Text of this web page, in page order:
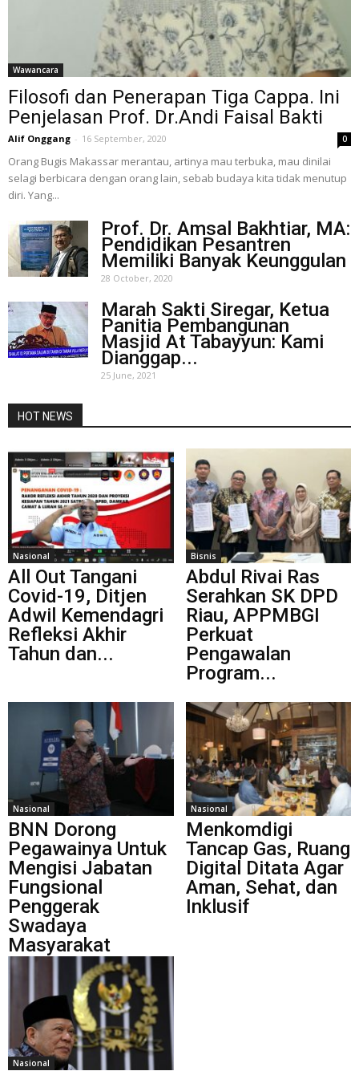
Wawancara
Filosofi dan Penerapan Tiga Cappa. Ini
Penjelasan Prof. Dr.Andi Faisal Bakti
Alif Onggang - 16 September, 2020 0
Orang Bugis Makassar merantau, artinya mau terbuka, mau dinilai
selagi berbicara dengan orang lain, sebab budaya kita tidak menutup
diri. Yang...
Prof. Dr. Amsal Bakhtiar, MA:
Pendidikan Pesantren
Memiliki Banyak Keunggulan
28 October, 2020
Marah Sakti Siregar, Ketua
Panitia Pembangunan
Masjid At Tabayyun: Kami
Dianggap...
25 June, 2021
HOT NEWS
Nasional
All Out Tangani
Covid-19, Ditjen
Adwil Kemendagri
Refleksi Akhir
Tahun dan...
Bisnis
Abdul Rivai Ras
Serahkan SK DPD
Riau, APPMBGI
Perkuat
Pengawalan
Program...
Nasional
BNN Dorong
Pegawainya Untuk
Mengisi Jabatan
Fungsional
Penggerak
Swadaya
Masyarakat
Nasional
Menkomdigi
Tancap Gas, Ruang
Digital Ditata Agar
Aman, Sehat, dan
Inklusif
Nasional